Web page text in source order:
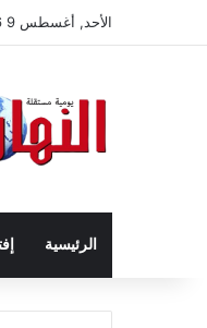
الأحد, أغسطس 9 2026
الرئيسية